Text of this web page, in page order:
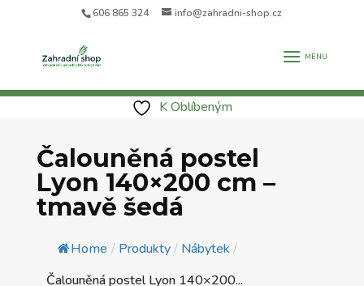
606 865 324 info@zahradni-shop.cz
K Oblíbeným
Čalouněná postel
Lyon 140×200 cm –
tmavě šedá
Home / Produkty/ Nábytek /
Čalouněná postel Lyon 140×200...